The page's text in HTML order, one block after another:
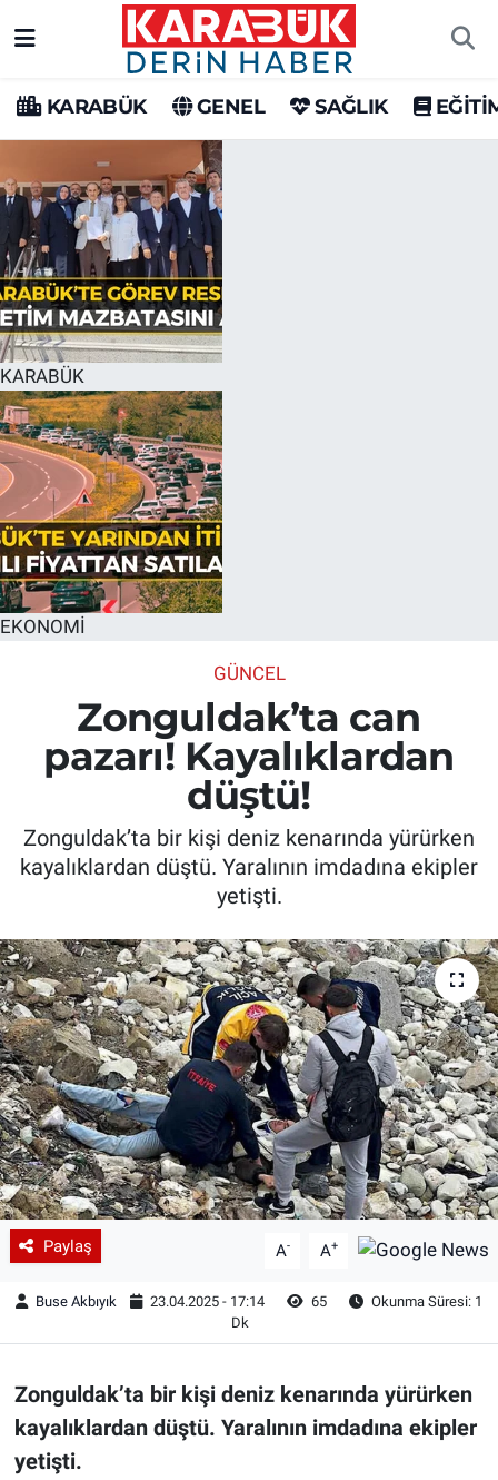
KARABÜK GENEL SAĞLIK
KARABÜK
EKONOMİ
GÜNCEL
Zonguldak’ta can
pazarı! Kayalıklardan
düştü!
Zonguldak’ta bir kişi deniz kenarında yürürken
kayalıklardan düştü. Yaralının imdadına ekipler
yetişti.
Paylaş A- A+
Buse Akbıyık 23.04.2025 - 17:14 65
Okunma Süresi: 1
Dk
Zonguldak’ta bir kişi deniz kenarında yürürken
kayalıklardan düştü. Yaralının imdadına ekipler
yetişti.
Karabük Hava Durumu
Karabük Trafik Yoğunluk Haritası
Süper Lig Puan Durumu ve Fikstür
Tüm Manşetler
Son Dakika Haberleri
Haber Arşivi